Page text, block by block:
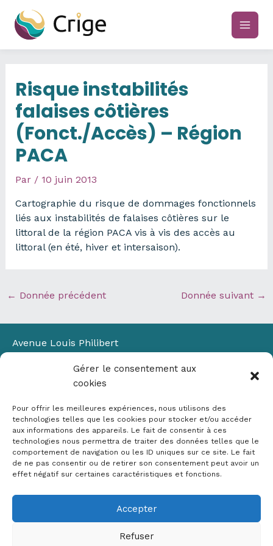
Gérer le consentement aux
cookies
Pour offrir les meilleures expériences, nous utilisons des
technologies telles que les cookies pour stocker et/ou accéder
aux informations des appareils. Le fait de consentir à ces
technologies nous permettra de traiter des données telles que le
comportement de navigation ou les ID uniques sur ce site. Le fait
de ne pas consentir ou de retirer son consentement peut avoir un
effet négatif sur certaines caractéristiques et fonctions.
Accepter
Refuser
contenu
main
Risque instabilités
falaises côtières
(Fonct./Accès) – Région
PACA
Par / 10 juin 2013
Cartographie du risque de dommages fonctionnels
liés aux instabilités de falaises côtières sur le
littoral de la région PACA vis à vis des accès au
littoral (en été, hiver et intersaison).
← Donnée précédent Donnée suivant →
Avenue Louis Philibert
Bâtiment Laennec
13100 Aix-en-Provence
✉ contact@crige-paca.org
Mentions légales
RGPD